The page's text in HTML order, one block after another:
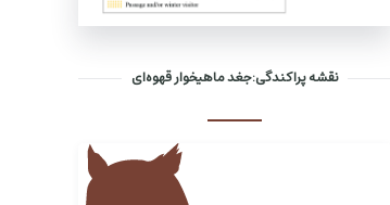
نقشه پراکندگی:جغد ماهیخوار قهوه‌ای